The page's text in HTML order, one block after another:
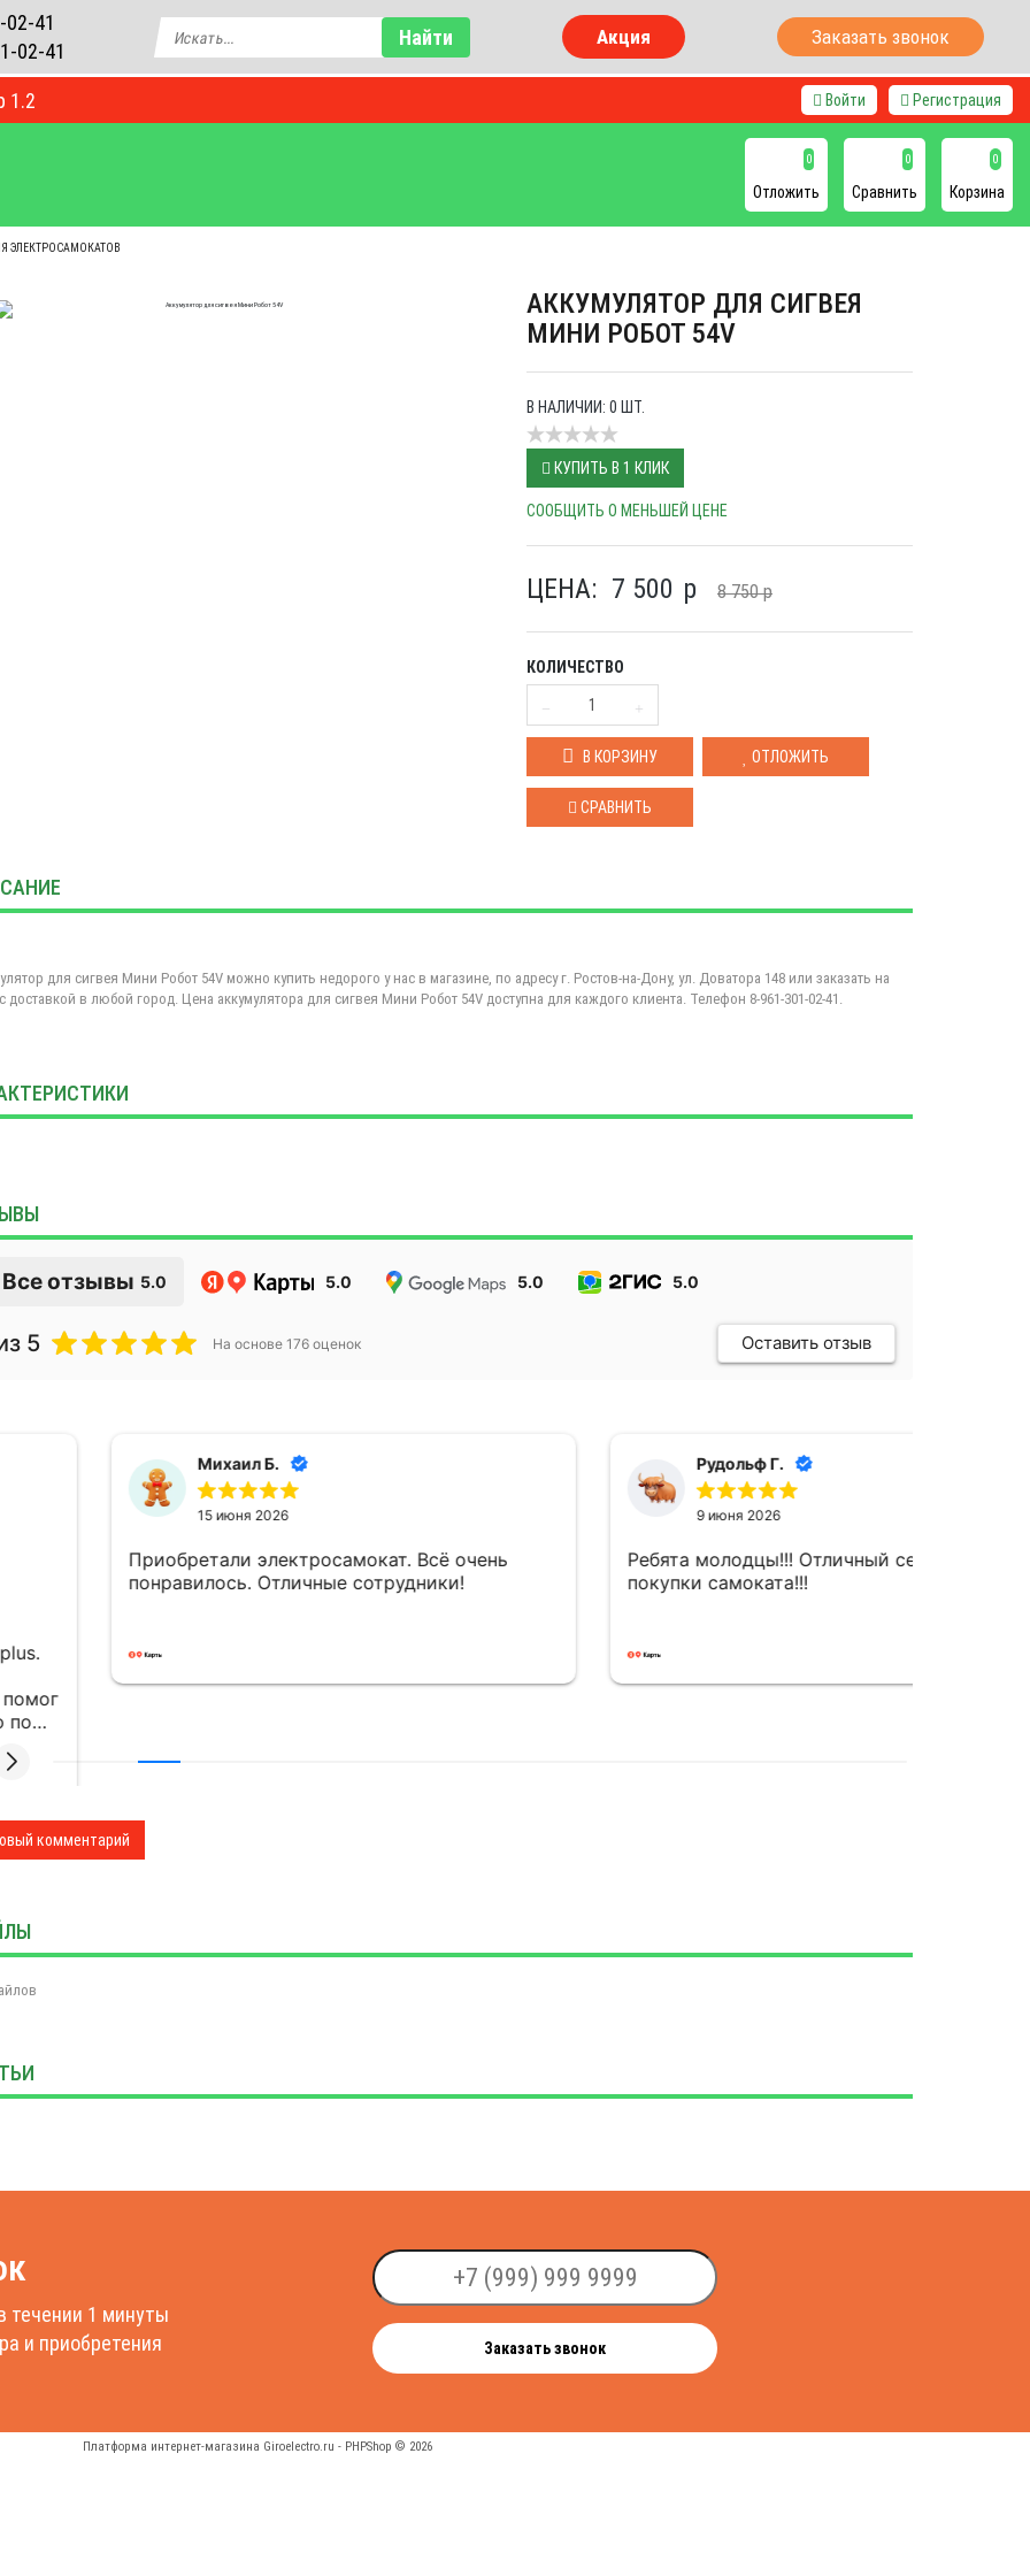
41
02-41
Найти Акция Заказать звонок
1.2 Войти Регистрация
0
Отложить
0
Сравнить
0
Корзина
ЭЛЕКТРОСАМОКАТОВ
АККУМУЛЯТОР ДЛЯ СИГВЕЯ
МИНИ РОБОТ 54V
В НАЛИЧИИ: 0 ШТ.
КУПИТЬ В 1 КЛИК
СООБЩИТЬ О МЕНЬШЕЙ ЦЕНЕ
ЦЕНА: 7 500 p 8 750 p
КОЛИЧЕСТВО
В КОРЗИНУ ОТЛОЖИТЬ
СРАВНИТЬ
для сигвея Мини Робот 54V можно купить недорого у нас в магазине, по адресу г. Ростов-на-Дону, ул. Доватора 148 или заказать на
с доставкой в любой город. Цена аккумулятора для сигвея Мини Робот 54V доступна для каждого клиента. Телефон 8-961-301-02-41.
Все отзывы 5.0 5.0 5.0 5.0
5 На основе 176оценок Оставить отзыв
электросамокат. Всё очень
Отличные сотрудники!
Ребята молодцы!!! Отличный сервис после
покупки самоката!!!
1 минуты
и приобретения
Заказать звонок